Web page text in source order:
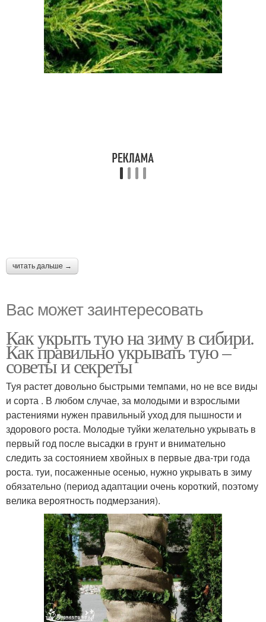
читать дальше →
Вас может заинтересовать
Как укрыть тую на зиму в сибири.
Как правильно укрывать тую –
советы и секреты
Туя растет довольно быстрыми темпами, но не все виды
и сорта . В любом случае, за молодыми и взрослыми
растениями нужен правильный уход для пышности и
здорового роста. Молодые туйки желательно укрывать в
первый год после высадки в грунт и внимательно
следить за состоянием хвойных в первые два-три года
роста. туи, посаженные осенью, нужно укрывать в зиму
обязательно (период адаптации очень короткий, поэтому
велика вероятность подмерзания).